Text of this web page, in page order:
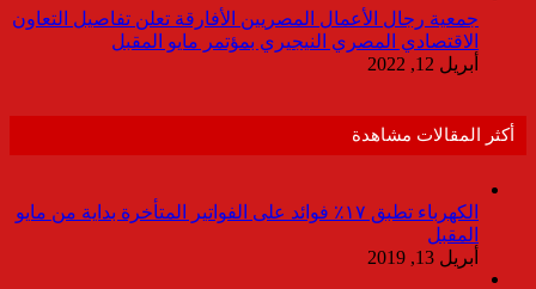
جمعية رجال الأعمال المصريين الأفارقة تعلن تفاصيل التعاون
الاقتصادي المصري النيجيري بمؤتمر مايو المقبل
أبريل 12, 2022
أكثر المقالات مشاهدة
الكهرباء تطبق ١٧٪ فوائد على الفواتير المتأخرة بداية من مايو
المقبل
أبريل 13, 2019